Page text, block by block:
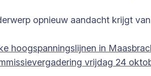
opnieuw aandacht krijgt
hoogspanningslijnen in
vrijdag 24